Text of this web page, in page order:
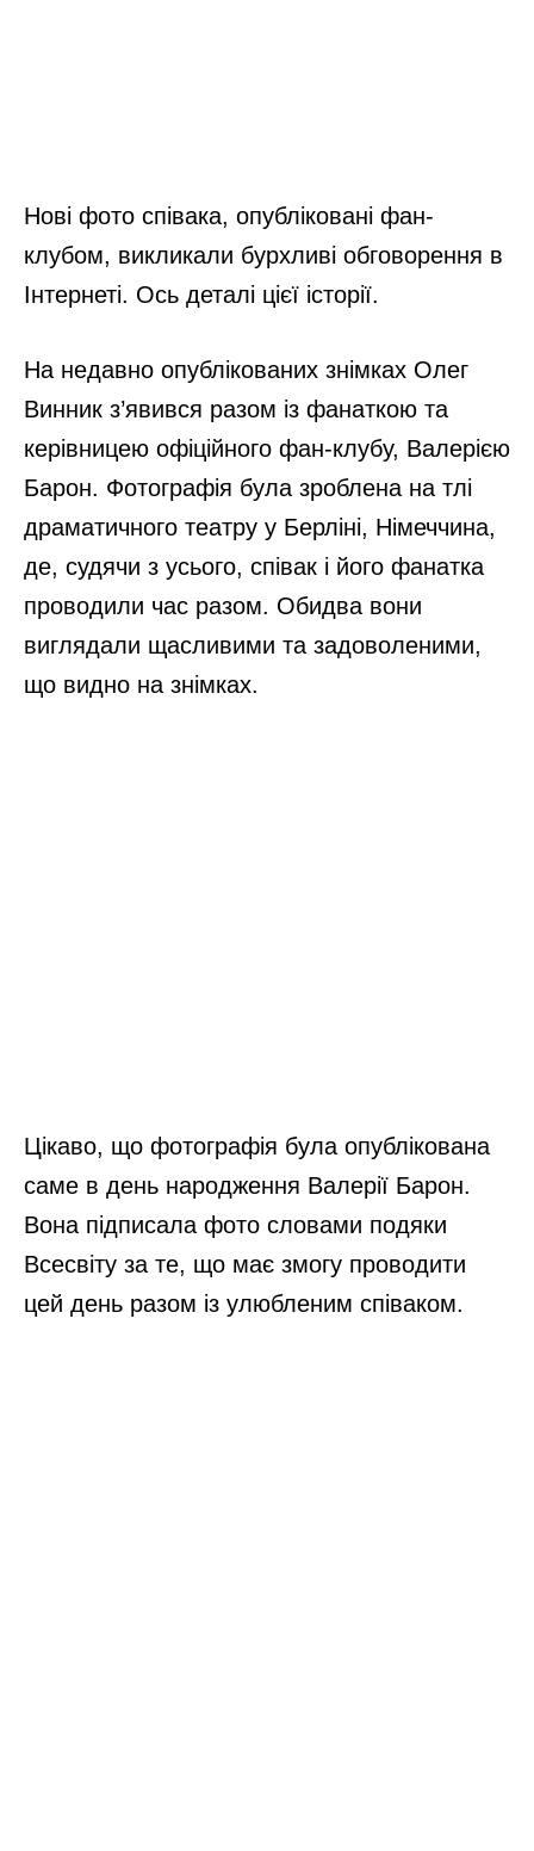
Нові фото співака, опубліковані фан-
клубом, викликали бурхливі обговорення в
Інтернеті. Ось деталі цієї історії.
На недавно опублікованих знімках Олег
Винник з’явився разом із фанаткою та
керівницею офіційного фан-клубу, Валерією
Барон. Фотографія була зроблена на тлі
драматичного театру у Берліні, Німеччина,
де, судячи з усього, співак і його фанатка
проводили час разом. Обидва вони
виглядали щасливими та задоволеними,
що видно на знімках.
Цікаво, що фотографія була опублікована
саме в день народження Валерії Барон.
Вона підписала фото словами подяки
Всесвіту за те, що має змогу проводити
цей день разом із улюбленим співаком.